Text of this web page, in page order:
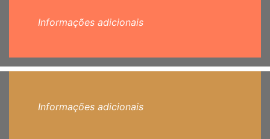
Informações adicionais
Informações adicionais